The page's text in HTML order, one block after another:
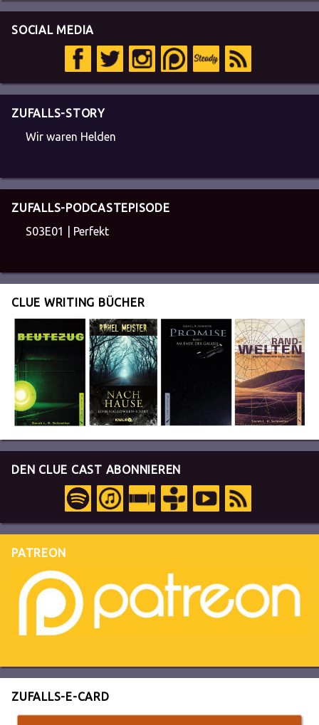
SOCIAL MEDIA
ZUFALLS-STORY
Wir waren Helden
ZUFALLS-PODCASTEPISODE
S03E01 | Perfekt
CLUE WRITING BÜCHER
DEN CLUE CAST ABONNIEREN
PATREON
ZUFALLS-E-CARD